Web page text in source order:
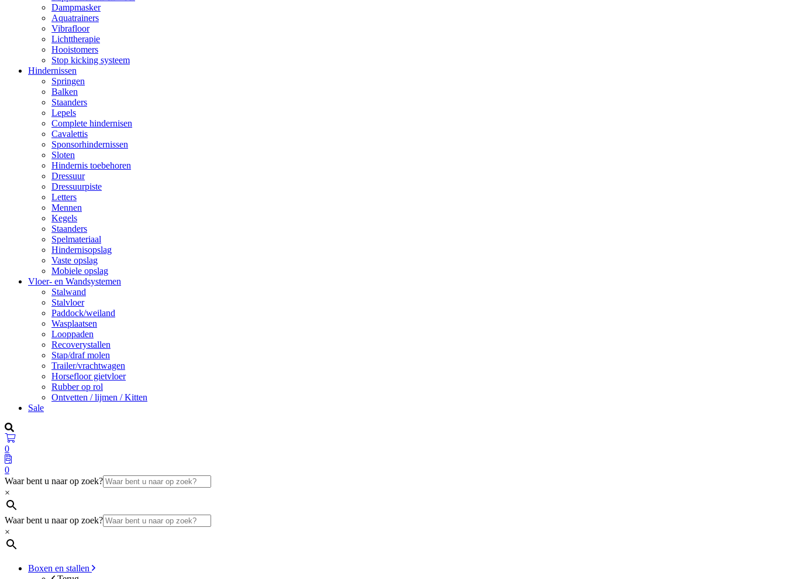
Dampmasker
Aquatrainers
Vibrafloor
Lichttherapie
Hooistomers
Stop kicking systeem
Hindernissen
Springen
Balken
Staanders
Lepels
Complete hindernisen
Cavalettis
Sponsorhindernissen
Sloten
Hindernis toebehoren
Dressuur
Dressuurpiste
Letters
Mennen
Kegels
Staanders
Spelmateriaal
Hindernisopslag
Vaste opslag
Mobiele opslag
Vloer- en Wandsystemen
Stalwand
Stalvloer
Paddock/weiland
Wasplaatsen
Looppaden
Recoverystallen
Stap/draf molen
Trailer/vrachtwagen
Horsefloor gietvloer
Rubber op rol
Ontvetten / lijmen / Kitten
Sale
0
0
Waar bent u naar op zoek?
×
Waar bent u naar op zoek?
×
Boxen en stallen